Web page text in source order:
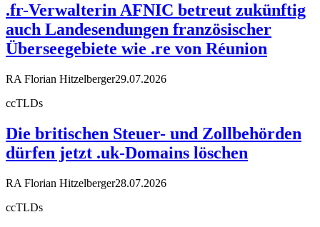
.fr-Verwalterin AFNIC betreut zukünftig
auch Landesendungen französischer
Überseegebiete wie .re von Réunion
RA Florian Hitzelberger29.07.2026
ccTLDs
Die britischen Steuer- und Zollbehörden
dürfen jetzt .uk-Domains löschen
RA Florian Hitzelberger28.07.2026
ccTLDs